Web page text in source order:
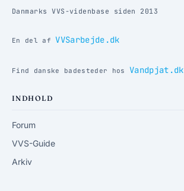
Danmarks VVS-videnbase siden 2013
En del af VVSarbejde.dk
Find danske badesteder hos Vandpjat.dk
INDHOLD
Forum
VVS-Guide
Arkiv